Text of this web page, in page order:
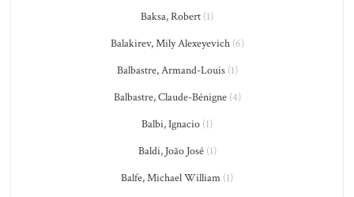
Baksa, Robert (1)
Balakirev, Mily Alexeyevich(6)
Balbastre, Armand-Louis(1)
Balbastre, Claude-Bénigne(4)
Balbi, Ignacio (1)
Baldi, João José(1)
Balfe, Michael William (1)